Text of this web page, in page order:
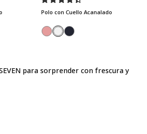
Polo con Cuello Acanalado
para sorprender con frescura y